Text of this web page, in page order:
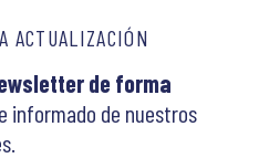
ACTUALIZACIÓN
de forma
informado de nuestros